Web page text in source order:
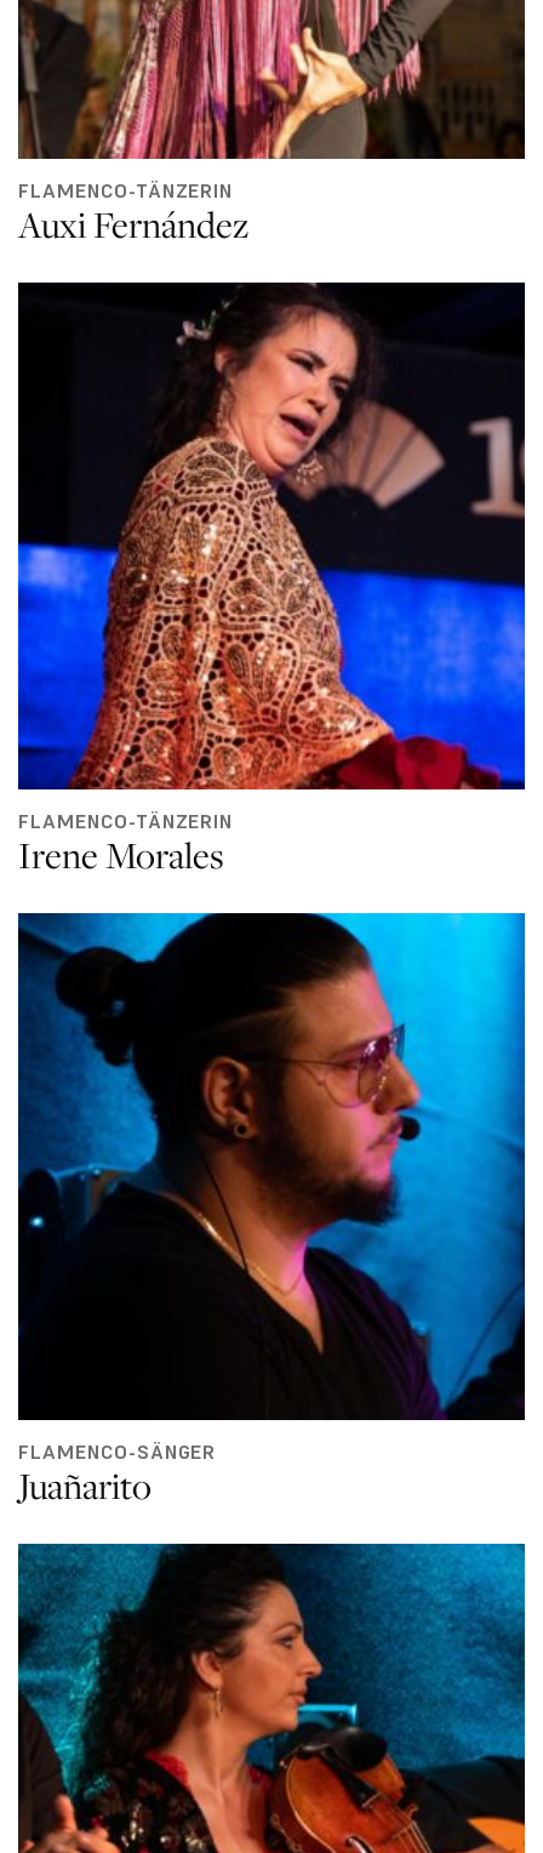
FLAMENCO-TÄNZERIN
Auxi Fernández
FLAMENCO-TÄNZERIN
Irene Morales
FLAMENCO-SÄNGER
Juañarito